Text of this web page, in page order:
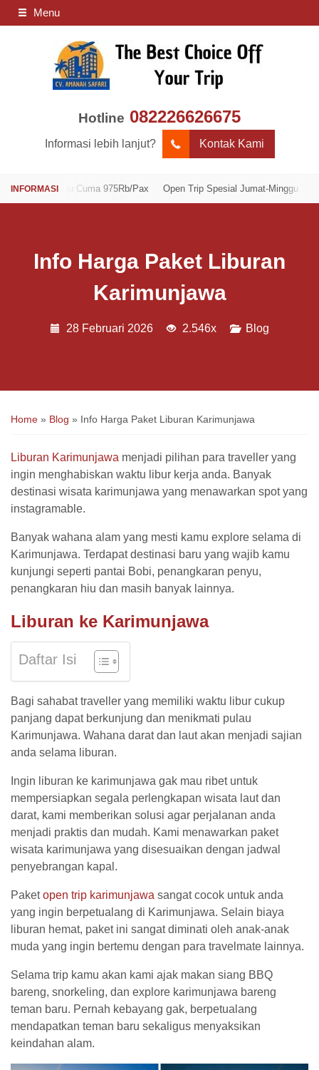
Menu
Hotline 082226626675
Informasi lebih lanjut? Kontak Kami
Cuma 975Rb/Pax Open Trip Spesial Jumat-Minggu Cuma 975Rb/
Info Harga Paket Liburan
Karimunjawa
28 Februari 2026 2.546x Blog
Home » Blog » Info Harga Paket Liburan Karimunjawa
Liburan Karimunjawa menjadi pilihan para traveller yang
ingin menghabiskan waktu libur kerja anda. Banyak
destinasi wisata karimunjawa yang menawarkan spot yang
instagramable.
Banyak wahana alam yang mesti kamu explore selama di
Karimunjawa. Terdapat destinasi baru yang wajib kamu
kunjungi seperti pantai Bobi, penangkaran penyu,
penangkaran hiu dan masih banyak lainnya.
Liburan ke Karimunjawa
Daftar Isi
Bagi sahabat traveller yang memiliki waktu libur cukup
panjang dapat berkunjung dan menikmati pulau
Karimunjawa. Wahana darat dan laut akan menjadi sajian
anda selama liburan.
Ingin liburan ke karimunjawa gak mau ribet untuk
mempersiapkan segala perlengkapan wisata laut dan
darat, kami memberikan solusi agar perjalanan anda
menjadi praktis dan mudah. Kami menawarkan paket
wisata karimunjawa yang disesuaikan dengan jadwal
penyebrangan kapal.
Paketopen trip karimunjawa sangat cocok untuk anda
yang ingin berpetualang di Karimunjawa. Selain biaya
liburan hemat, paket ini sangat diminati oleh anak-anak
muda yang ingin bertemu dengan para travelmate lainnya.
Selama trip kamu akan kami ajak makan siang BBQ
bareng, snorkeling, dan explore karimunjawa bareng
teman baru. Pernah kebayang gak, berpetualang
mendapatkan teman baru sekaligus menyaksikan
keindahan alam.